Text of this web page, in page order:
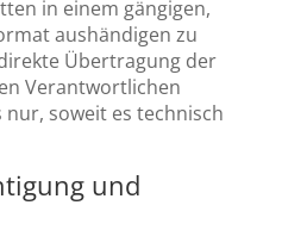
in einem gängigen,
aushändigen zu
Übertragung der
Verantwortlichen
soweit es technisch
und